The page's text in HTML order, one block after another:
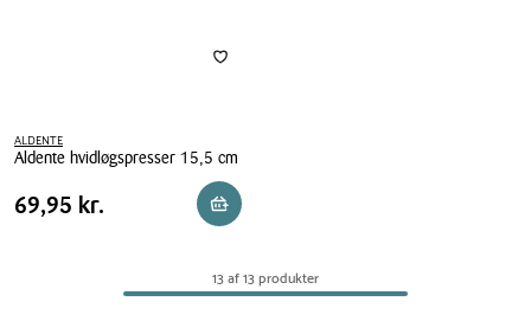
ALDENTE
Aldente hvidløgspresser 15,5 cm
Aldente
hvidløgspresser
Pris
Pris 69,95 kr.
69,95 kr. Reservér i butik
13 af 13 produkter